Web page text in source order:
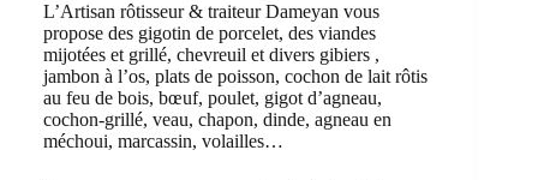
L’Artisan rôtisseur & traiteur Dameyan vous
propose des gigotin de porcelet, des viandes
mijotées et grillé, chevreuil et divers gibiers ,
jambon à l’os, plats de poisson, cochon de lait rôtis
au feu de bois, bœuf, poulet, gigot d’agneau,
cochon-grillé, veau, chapon, dinde, agneau en
méchoui, marcassin, volailles…